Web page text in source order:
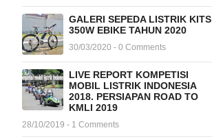
GALERI SEPEDA LISTRIK KITS
350W EBIKE TAHUN 2020
30/03/2020 - 0 Comments
LIVE REPORT KOMPETISI
MOBIL LISTRIK INDONESIA
2018. PERSIAPAN ROAD TO
KMLI 2019
28/10/2019 - 1 Comments